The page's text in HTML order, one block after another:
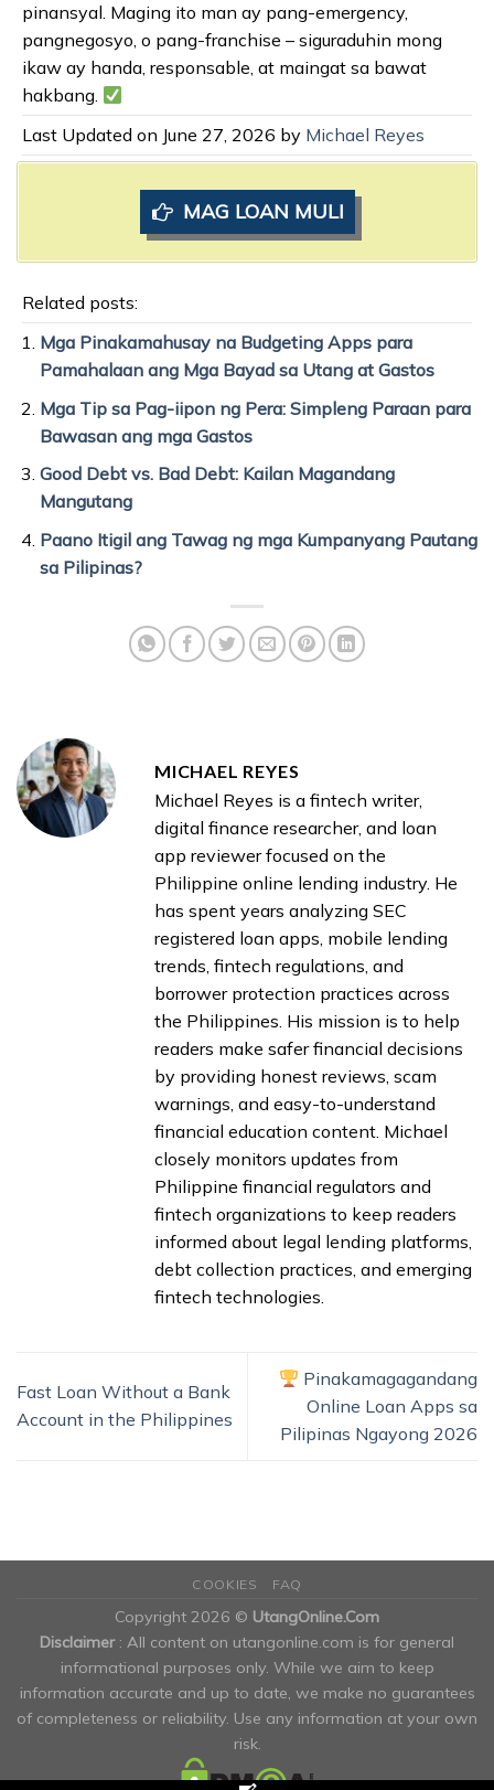
pinansyal. Maging ito man ay pang-emergency,
pangnegosyo, o pang-franchise – siguraduhin mong
ikaw ay handa, responsable, at maingat sa bawat
hakbang.
Last Updated on June 27, 2026 by Michael Reyes
MAG LOAN MULI
Related posts:
Mga Pinakamahusay na Budgeting Apps para
Pamahalaan ang Mga Bayad sa Utang at Gastos
Mga Tip sa Pag-iipon ng Pera: Simpleng Paraan para
Bawasan ang mga Gastos
Good Debt vs. Bad Debt: Kailan Magandang
Mangutang
Paano Itigil ang Tawag ng mga Kumpanyang Pautang
sa Pilipinas?
MICHAEL REYES
Michael Reyes is a fintech writer,
digital finance researcher, and loan
app reviewer focused on the
Philippine online lending industry. He
has spent years analyzing SEC
registered loan apps, mobile lending
trends, fintech regulations, and
borrower protection practices across
the Philippines. His mission is to help
readers make safer financial decisions
by providing honest reviews, scam
warnings, and easy-to-understand
financial education content. Michael
closely monitors updates from
Philippine financial regulators and
fintech organizations to keep readers
informed about legal lending platforms,
debt collection practices, and emerging
fintech technologies.
Fast Loan Without a Bank
Account in the Philippines
Pinakamagagandang
Online Loan Apps sa
Pilipinas Ngayong 2026
COOKIES FAQ
Copyright 2026 © UtangOnline.Com
Disclaimer : All content on utangonline.com is for general
informational purposes only. While we aim to keep
information accurate and up to date, we make no guarantees
of completeness or reliability. Use any information at your own
risk.